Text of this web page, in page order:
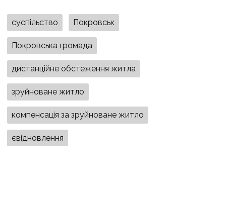
суспільство Покровськ
Покровська громада
дистанційне обстеження житла
зруйноване житло
компенсація за зруйноване житло
євідновлення